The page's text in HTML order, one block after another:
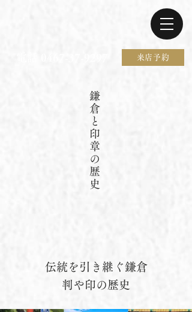
来店予約
鎌
倉
と​
印
章
の
歴
史
伝統を引き継ぐ鎌倉
判や印の歴史